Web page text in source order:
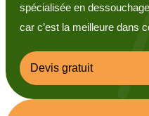
spécialisée en
car c’est la meilleure dans
Devis gratuit